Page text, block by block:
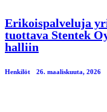
Erikoispalveluja
tuottava Stentek
halliin
Henkilöt 26. maaliskuuta, 2026